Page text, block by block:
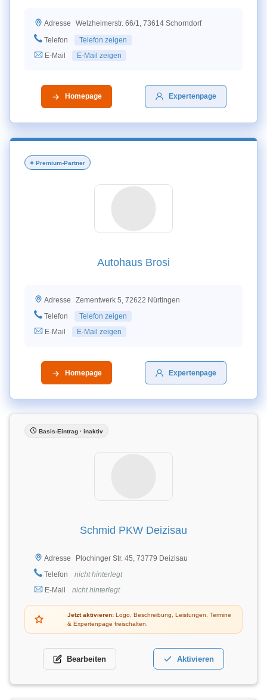
Adresse
Welzheimerstr. 66/1, 73614 Schorndorf
Telefon
Telefon zeigen
E-Mail
E-Mail zeigen
Homepage Expertenpage
● Premium-Partner
Autohaus Brosi
Adresse
Zementwerk 5, 72622 Nürtingen
Telefon
Telefon zeigen
E-Mail
E-Mail zeigen
Homepage Expertenpage
Basis-Eintrag · inaktiv
Schmid PKW Deizisau
Adresse
Plochinger Str. 45, 73779 Deizisau
Telefon
nicht hinterlegt
E-Mail
nicht hinterlegt
Jetzt aktivieren: Logo, Beschreibung, Leistungen, Termine
& Expertenpage freischalten.
Bearbeiten Aktivieren